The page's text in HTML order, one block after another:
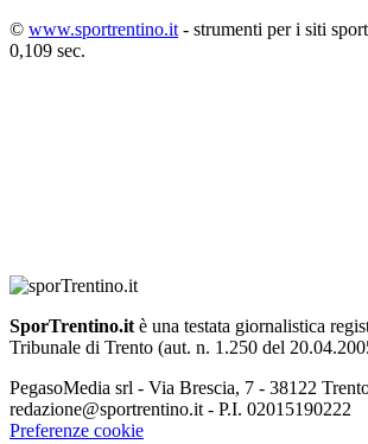
© www.sportrentino.it - strumenti per i siti
0,109 sec.
SporTrentino.it è una testata giornalistica
Tribunale di Trento (aut. n. 1.250 del
PegasoMedia srl - Via Brescia, 7 - 38122
redazione@sportrentino.it - P.I. 02015190222
Preferenze cookie